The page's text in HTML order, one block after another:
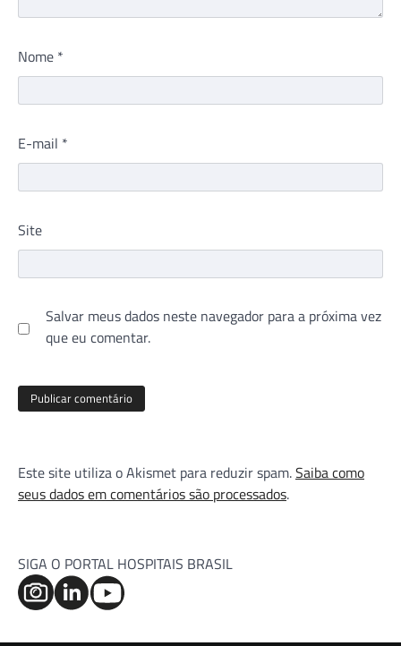
Nome *
E-mail *
Site
Salvar meus dados neste navegador para a próxima vez
que eu comentar.
Este site utiliza o Akismet para reduzir spam.Saiba como
seus dados em comentários são processados.
SIGA O PORTAL HOSPITAIS BRASIL